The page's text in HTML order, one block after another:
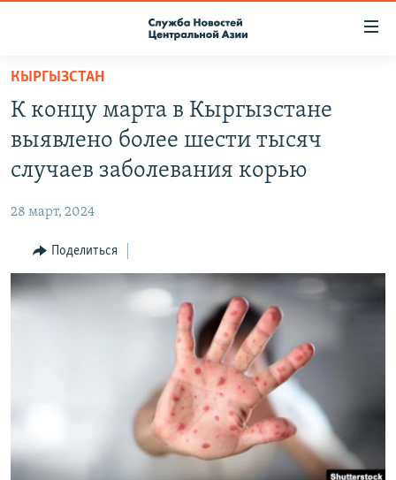
Вернуться
основному
содержанию
главной
навигации
Вернутся
поиску
ПОДПИСКА
НАСТОЯЩЕЕ ВРЕМЯ
МИГРАНТ МЕДИА
КЫРГЫЗСТАН
К концу марта в Кыргызстане
выявлено более шести тысяч
случаев заболевания корью
28 март, 2024
Поделиться